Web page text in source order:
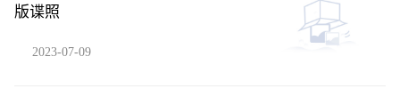
版谍照
2023-07-09